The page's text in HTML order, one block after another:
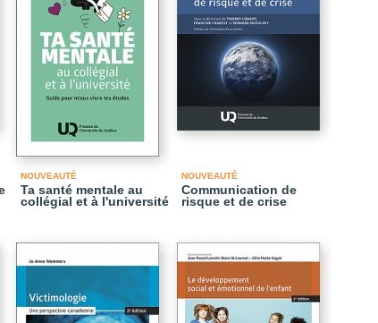
NOUVEAUTÉ
Ta santé mentale au
collégial et à l'université
NOUVEAUTÉ
Communication de
risque et de crise